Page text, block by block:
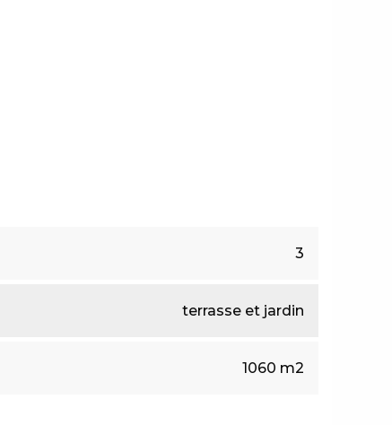
3
terrasse et jardin
1060 m2